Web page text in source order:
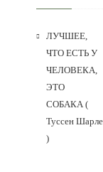
ЛУЧШЕЕ,
ЧТО ЕСТЬ У
ЧЕЛОВЕКА,
ЭТО
СОБАКА (
Туссен Шарле
)